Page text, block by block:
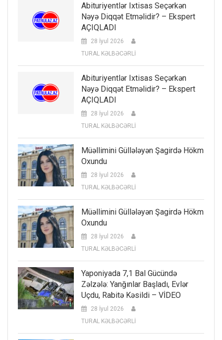
Abituriyentlər Ixtisas Seçərkən
Nəyə Diqqət Etməlidir? – Ekspert
AÇIQLADI
28 İyul 2026
TURAL KƏLBƏCƏRLİ
Abituriyentlər Ixtisas Seçərkən
Nəyə Diqqət Etməlidir? – Ekspert
AÇIQLADI
28 İyul 2026
TURAL KƏLBƏCƏRLİ
Müəllimini Güllələyən Şagirdə Hökm
Oxundu
28 İyul 2026
TURAL KƏLBƏCƏRLİ
Müəllimini Güllələyən Şagirdə Hökm
Oxundu
28 İyul 2026
TURAL KƏLBƏCƏRLİ
Yaponiyada 7,1 Bal Gücündə
Zəlzələ: Yanğınlar Başladı, Evlər
Uçdu, Rabitə Kəsildi – VİDEO
28 İyul 2026
TURAL KƏLBƏCƏRLİ